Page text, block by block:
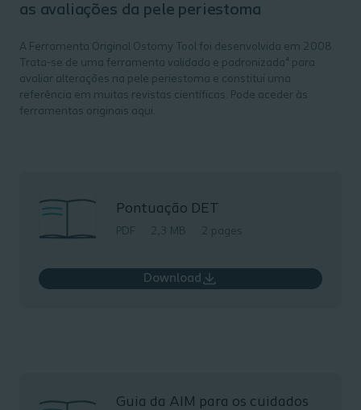
as avaliações da pele periestoma
A Ferramenta Original Ostomy Tool foi desenvolvida em 2008.
Trata-se de uma ferramenta validada e padronizada⁴ para
avaliar alterações na pele periestoma e constitui uma
referência em muitas revistas científicas. Pode aceder às
ferramentas originais aqui.
Pontuação DET
PDF 2,3 MB 2 pages
Download
Guia da AIM para os cuidados